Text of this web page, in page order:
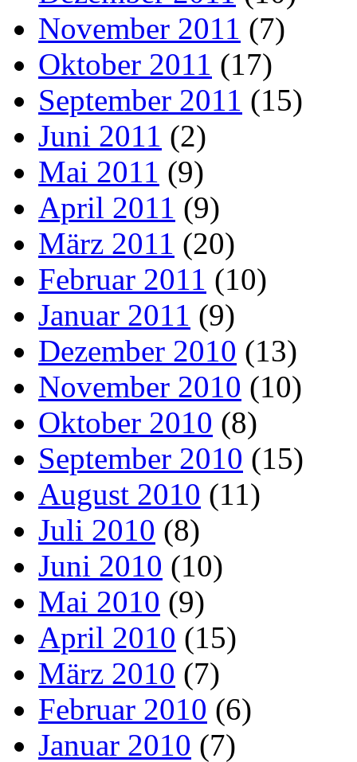
November 2011 (7)
Oktober 2011 (17)
September 2011 (15)
Juni 2011 (2)
Mai 2011 (9)
April 2011 (9)
März 2011 (20)
Februar 2011 (10)
Januar 2011 (9)
Dezember 2010 (13)
November 2010 (10)
Oktober 2010 (8)
September 2010 (15)
August 2010 (11)
Juli 2010 (8)
Juni 2010 (10)
Mai 2010 (9)
April 2010 (15)
März 2010 (7)
Februar 2010 (6)
Januar 2010 (7)